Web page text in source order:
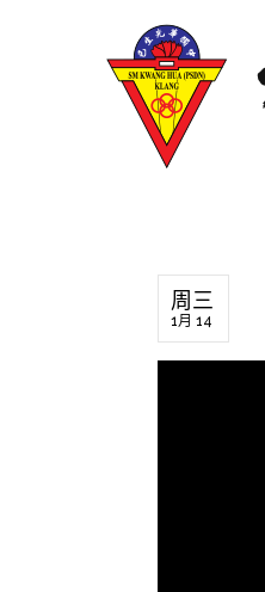
周三
1月 14